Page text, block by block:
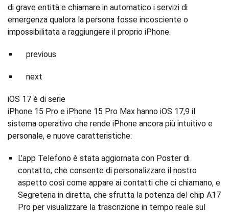
di grave entità e chiamare in automatico i servizi di
emergenza qualora la persona fosse incosciente o
impossibilitata a raggiungere il proprio iPhone.
previous
next
iOS 17 è di serie
iPhone 15 Pro e iPhone 15 Pro Max hanno iOS 17,9 il
sistema operativo che rende iPhone ancora più intuitivo e
personale, e nuove caratteristiche:
L’app Telefono è stata aggiornata con Poster di
contatto, che consente di personalizzare il nostro
aspetto così come appare ai contatti che ci chiamano, e
Segreteria in diretta, che sfrutta la potenza del chip A17
Pro per visualizzare la trascrizione in tempo reale sul